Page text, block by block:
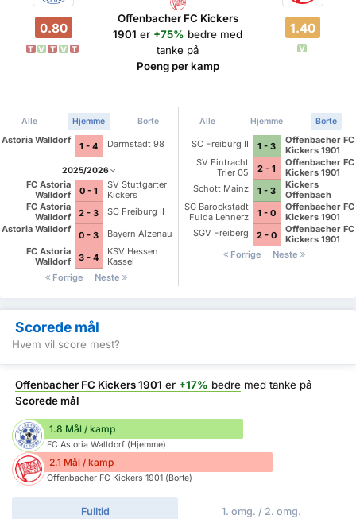
0.80
T V T V T
Offenbacher FC Kickers
1901 er +75% bedre med
tanke på
Poeng per kamp
1.40
V
Alle Hjemme Borte
Astoria Walldorf
1 - 4 Darmstadt 98
2025/2026
FC Astoria
Walldorf
0 - 1
SV Stuttgarter
Kickers
FC Astoria
Walldorf
2 - 3
SC Freiburg II
Astoria Walldorf
0 - 3
Bayern Alzenau
FC Astoria
Walldorf
3 - 4
KSV Hessen
Kassel
Forrige
Neste
Alle Hjemme Borte
SC Freiburg II 1 - 3
Offenbacher FC
Kickers 1901
SV Eintracht
Trier 05
2 - 1
Offenbacher FC
Kickers 1901
Schott Mainz
1 - 3
Kickers
Offenbach
SG Barockstadt
Fulda Lehnerz
1 - 0
Offenbacher FC
Kickers 1901
SGV Freiberg
2 - 0
Offenbacher FC
Kickers 1901
Forrige
Neste
Scorede mål
Hvem vil score mest?
Offenbacher FC Kickers 1901 er +17% bedre med tanke på
Scorede mål
1.8 Mål / kamp
FC Astoria Walldorf (Hjemme)
2.1 Mål / kamp
Offenbacher FC Kickers 1901 (Borte)
Fulltid 1. omg. / 2. omg.